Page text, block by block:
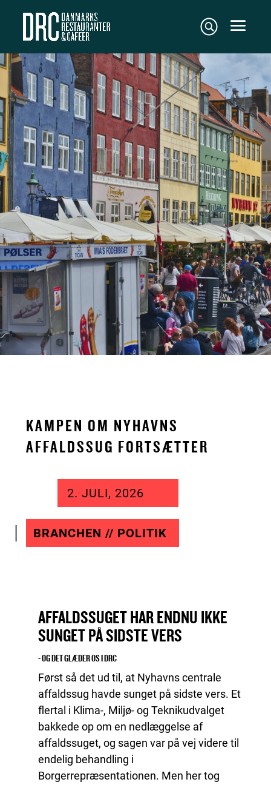
KAMPEN OM NYHAVNS
AFFALDSSUG FORTSÆTTER
2. JULI, 2026
BRANCHEN // POLITIK
AFFALDSSUGET HAR ENDNU IKKE
SUNGET PÅ SIDSTE VERS
- OG DET GLÆDER OS I DRC
Først så det ud til, at Nyhavns centrale
affaldssug havde sunget på sidste vers. Et
flertal i Klima-, Miljø- og Teknikudvalget
bakkede op om en nedlæggelse af
affaldssuget, og sagen var på vej videre til
endelig behandling i
Borgerrepræsentationen. Men her tog